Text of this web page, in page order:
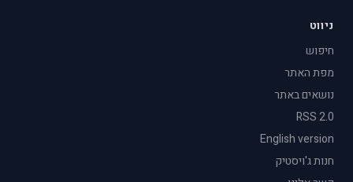
ניווט
חיפוש
מפת האתר
נושאים באתר
RSS 2.0
English version
חנות ג'ויסטיק